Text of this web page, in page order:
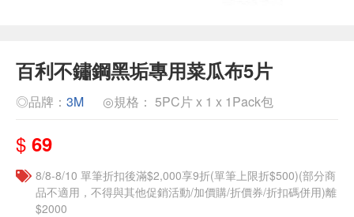
百利不鏽鋼黑垢專用菜瓜布5片
◎品牌： 3M ◎規格： 5PC片 x 1 x 1Pack包
$ 69
8/8-8/10 單筆折扣後滿$2,000享9折(單筆上限折$500)(部分商
品不適用，不得與其他促銷活動/加價購/折價券/折扣碼併用)離
$2000